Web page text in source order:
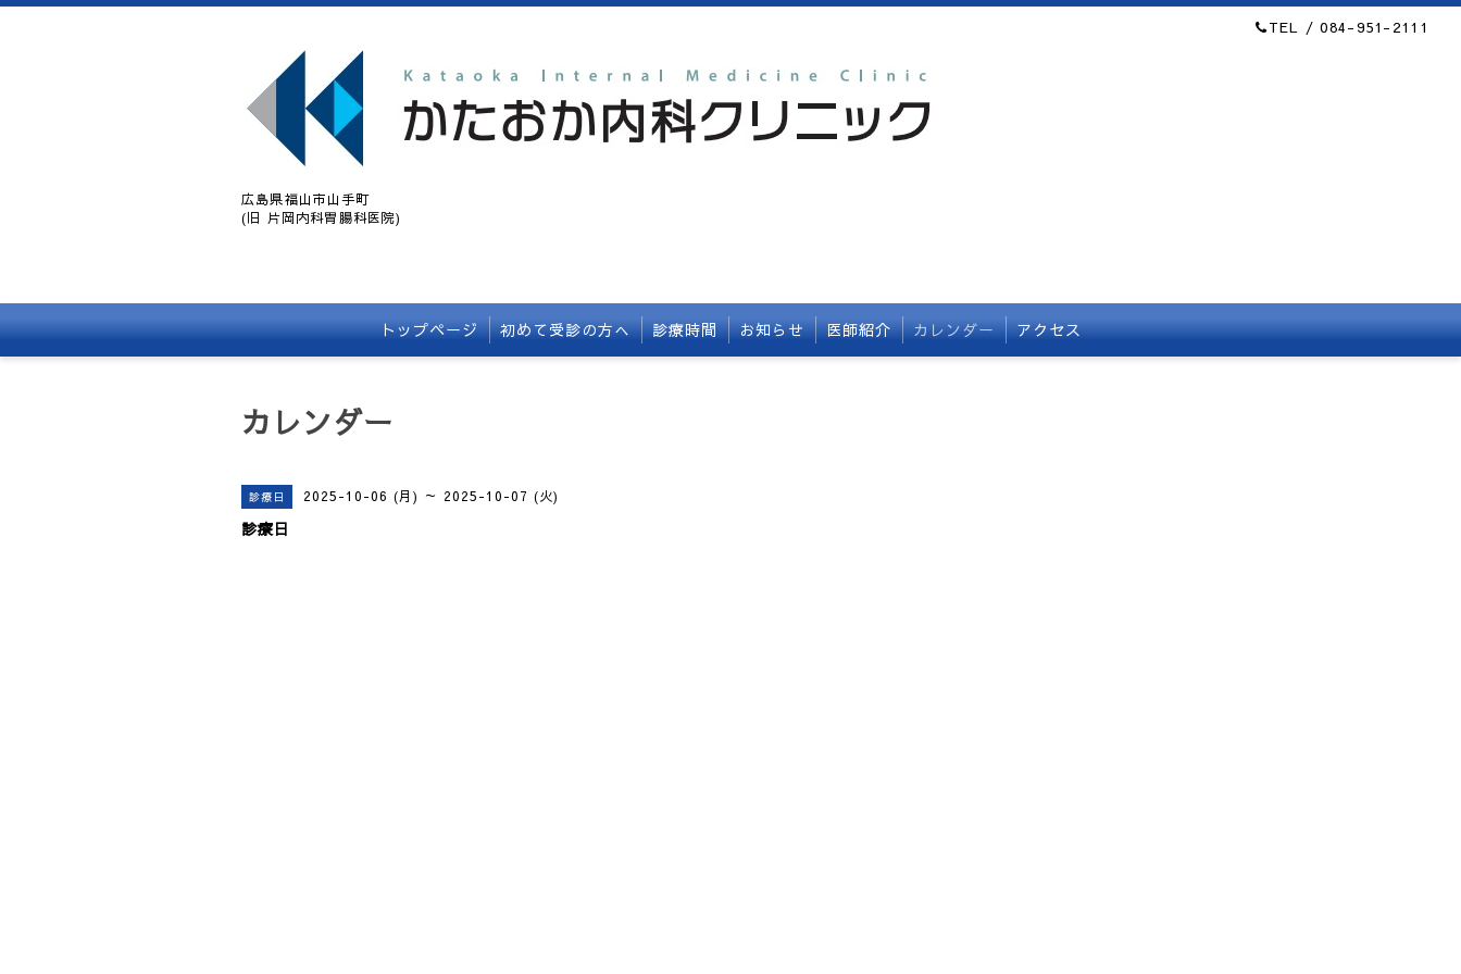
TEL / 084-951-2111
広島県福山市山手町
(旧 片岡内科胃腸科医院)
トップページ 初めて受診の方へ 診療時間 お知らせ 医師紹介 カレンダー アクセス
カレンダー
診療日 2025-10-06 (月) ～ 2025-10-07 (火)
診療日